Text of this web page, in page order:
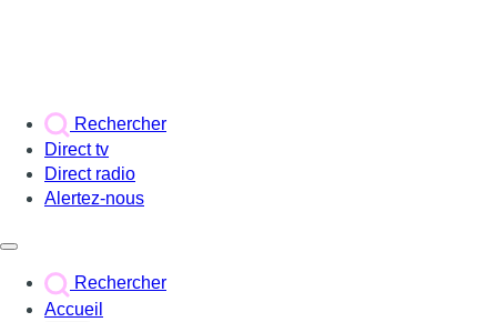
Rechercher
Direct tv
Direct radio
Alertez-nous
Rechercher
Accueil